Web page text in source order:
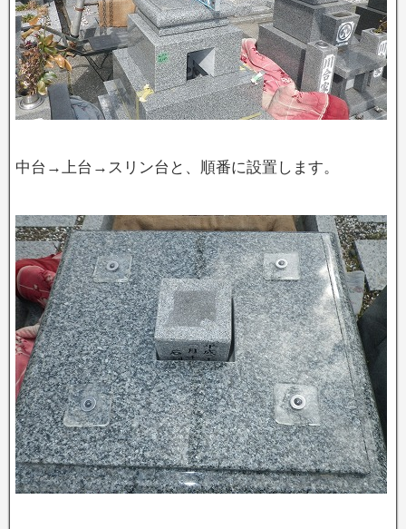
中台→上台→スリン台と、順番に設置します。